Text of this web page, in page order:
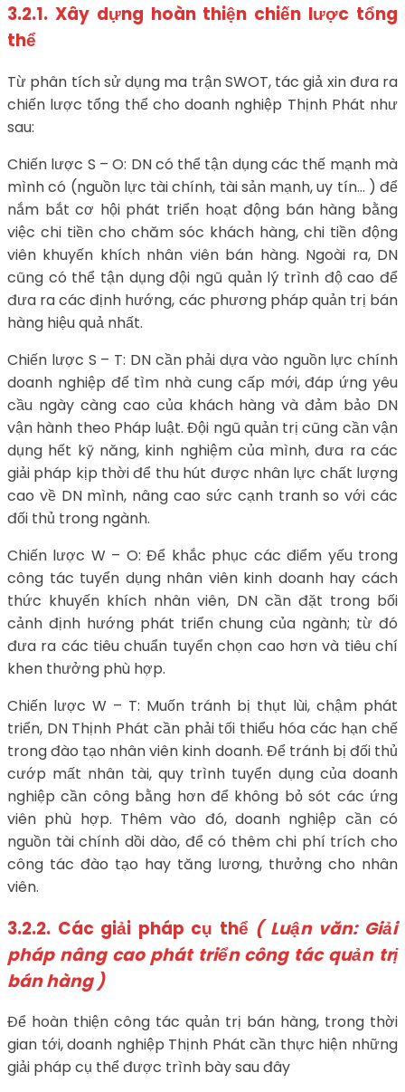
3.2.1. Xây dựng hoàn thiện chiến lược tổng
thể
Từ phân tích sử dụng ma trận SWOT, tác giả xin đưa ra
chiến lược tổng thể cho doanh nghiệp Thịnh Phát như
sau:
Chiến lược S – O: DN có thể tận dụng các thế mạnh mà
mình có (nguồn lực tài chính, tài sản mạnh, uy tín… ) để
nắm bắt cơ hội phát triển hoạt động bán hàng bằng
việc chi tiền cho chăm sóc khách hàng, chi tiền động
viên khuyến khích nhân viên bán hàng. Ngoài ra, DN
cũng có thể tận dụng đội ngũ quản lý trình độ cao để
đưa ra các định hướng, các phương pháp quản trị bán
hàng hiệu quả nhất.
Chiến lược S – T: DN cần phải dựa vào nguồn lực chính
doanh nghiệp để tìm nhà cung cấp mới, đáp ứng yêu
cầu ngày càng cao của khách hàng và đảm bảo DN
vận hành theo Pháp luật. Đội ngũ quản trị cũng cần vận
dụng hết kỹ năng, kinh nghiệm của mình, đưa ra các
giải pháp kịp thời để thu hút được nhân lực chất lượng
cao về DN mình, nâng cao sức cạnh tranh so với các
đối thủ trong ngành.
Chiến lược W – O: Để khắc phục các điểm yếu trong
công tác tuyển dụng nhân viên kinh doanh hay cách
thức khuyến khích nhân viên, DN cần đặt trong bối
cảnh định hướng phát triển chung của ngành; từ đó
đưa ra các tiêu chuẩn tuyển chọn cao hơn và tiêu chí
khen thưởng phù hợp.
Chiến lược W – T: Muốn tránh bị thụt lùi, chậm phát
triển, DN Thịnh Phát cần phải tối thiểu hóa các hạn chế
trong đào tạo nhân viên kinh doanh. Để tránh bị đối thủ
cướp mất nhân tài, quy trình tuyển dụng của doanh
nghiệp cần công bằng hơn để không bỏ sót các ứng
viên phù hợp. Thêm vào đó, doanh nghiệp cần có
nguồn tài chính dồi dào, để có thêm chi phí trích cho
công tác đào tạo hay tăng lương, thưởng cho nhân
viên.
3.2.2. Các giải pháp cụ thể ( Luận văn: Giải
pháp nâng cao phát triển công tác quản trị
bán hàng )
Để hoàn thiện công tác quản trị bán hàng, trong thời
gian tới, doanh nghiệp Thịnh Phát cần thực hiện những
giải pháp cụ thể được trình bày sau đây